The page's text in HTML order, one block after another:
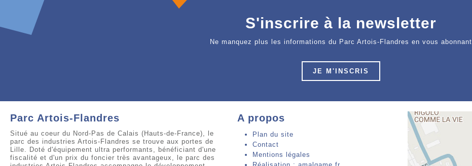
S'inscrire à la newsletter
Ne manquez plus les informations du Parc Artois-Flandres en vous abonnant
JE M'INSCRIS
Parc Artois-Flandres
Situé au coeur du Nord-Pas de Calais (Hauts-de-France), le
parc des industries Artois-Flandres se trouve aux portes de
Lille. Doté d'équipement ultra performants, bénéficiant d'une
fiscalité et d'un prix du foncier très avantageux, le parc des
A propos
Plan du site
Contact
Mentions légales